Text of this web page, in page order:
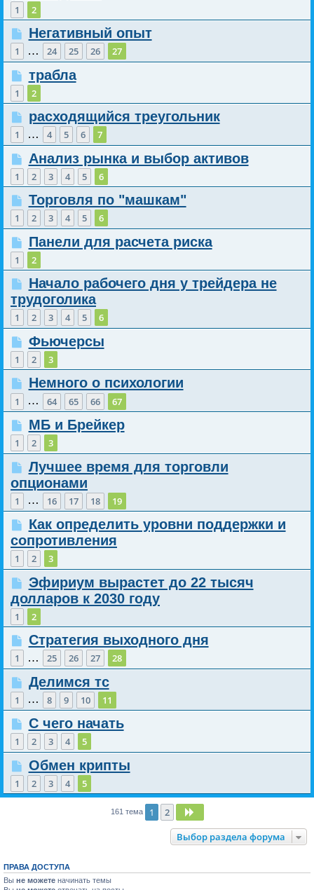
1 2
Негативный опыт
1 … 24 25 26 27
трабла
1 2
расходящийся треугольник
1 … 4 5 6 7
Анализ рынка и выбор активов
1 2 3 4 5 6
Торговля по "машкам"
1 2 3 4 5 6
Панели для расчета риска
1 2
Начало рабочего дня у трейдера не
трудоголика
1 2 3 4 5 6
Фьючерсы
1 2 3
Немного о психологии
1 … 64 65 66 67
МБ и Брейкер
1 2 3
Лучшее время для торговли
опционами
1 … 16 17 18 19
Как определить уровни поддержки и
сопротивления
1 2 3
Эфириум вырастет до 22 тысяч
долларов к 2030 году
1 2
Стратегия выходного дня
1 … 25 26 27 28
Делимся тс
1 … 8 9 10 11
С чего начать
1 2 3 4 5
Обмен крипты
1 2 3 4 5
161 тема 1 2
Выбор раздела форума
ПРАВА ДОСТУПА
Вы не можете начинать темы